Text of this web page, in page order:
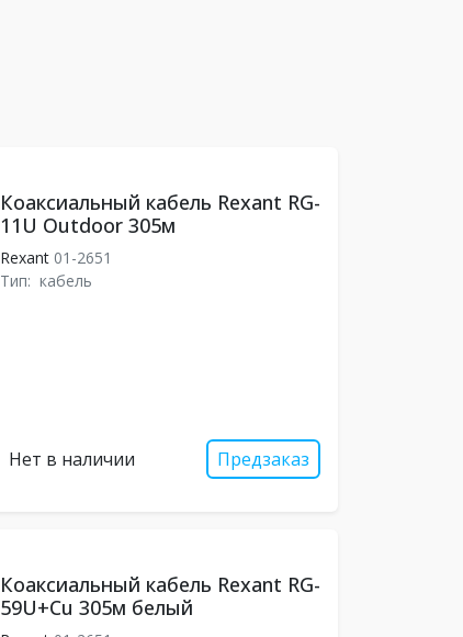
Коаксиальный кабель Rexant RG-
11U Outdoor 305м
Rexant01-2651
Тип: кабель
Нет в наличии Предзаказ
Коаксиальный кабель Rexant RG-
59U+Cu 305м белый